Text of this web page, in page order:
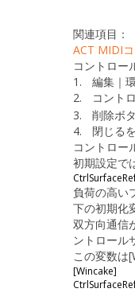
関連項目：
ACT MIDI
コントロー
1.
編集｜
2.
コント
3.
削除ボ
4.
閉じる
コントロー
初期設定で
負荷の高い
下の初期化
双方向通信
ントロール
この変数は
[Wincake]